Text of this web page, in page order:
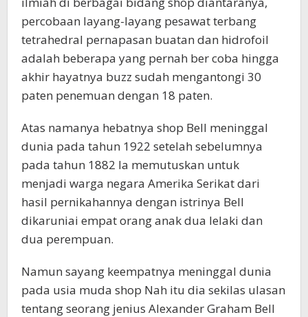
percobaan layang-layang pesawat terbang
tetrahedral pernapasan buatan dan hidrofoil
adalah beberapa yang pernah ber coba hingga
akhir hayatnya buzz sudah mengantongi 30
paten penemuan dengan 18 paten.
Atas namanya hebatnya shop Bell meninggal
dunia pada tahun 1922 setelah sebelumnya
pada tahun 1882 Ia memutuskan untuk
menjadi warga negara Amerika Serikat dari
hasil pernikahannya dengan istrinya Bell
dikaruniai empat orang anak dua lelaki dan
dua perempuan.
Namun sayang keempatnya meninggal dunia
pada usia muda shop Nah itu dia sekilas ulasan
tentang seorang jenius Alexander Graham Bell